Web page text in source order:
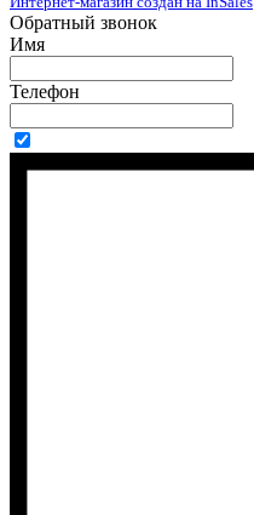
Обратный звонок
Имя
Телефон